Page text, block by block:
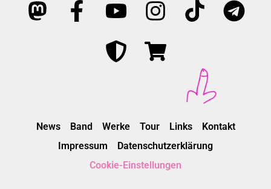
News Band Werke Tour Links
Kontakt
Impressum
Datenschutzerklärung
Cookie-Einstellungen